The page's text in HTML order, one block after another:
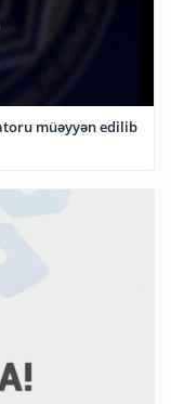
müəyyən edilib